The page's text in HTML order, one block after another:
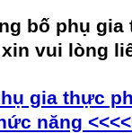
bố phụ gia
xin vui lòng
gia thực
năng